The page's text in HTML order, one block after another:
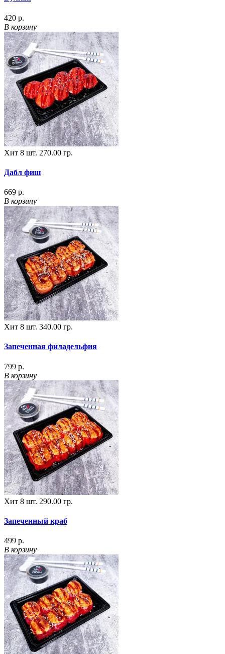
420 р.
В корзину
Хит 8 шт. 270.00 гр.
Дабл фиш
669 р.
В корзину
Хит 8 шт. 340.00 гр.
Запеченная филадельфия
799 р.
В корзину
Хит 8 шт. 290.00 гр.
Запеченный краб
499 р.
В корзину